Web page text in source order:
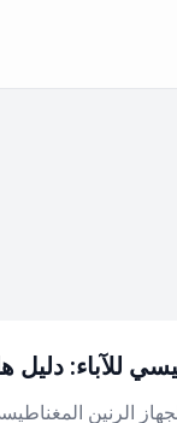
للآباء:
الرنين